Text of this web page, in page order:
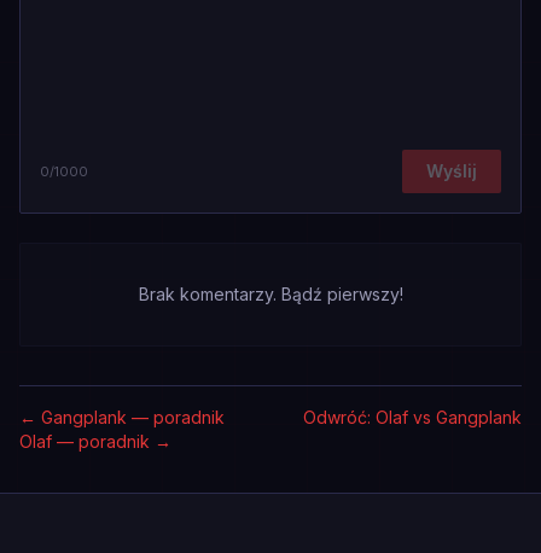
0/1000 Wyślij
Brak komentarzy. Bądź pierwszy!
← Gangplank — poradnik
Odwróć: Olaf vs Gangplank
Olaf — poradnik →